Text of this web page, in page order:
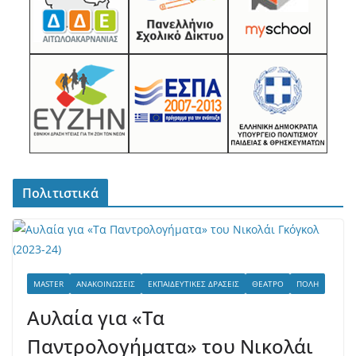
Πολιτιστικά
MASTER ΑΝΑΚΟΙΝΏΣΕΙΣ ΕΚΠΑΙΔΕΥΤΙΚΈΣ ΔΡΆΣΕΙΣ ΘΈΑΤΡΟ ΠΌΛΗ
Αυλαία για «Τα
Παντρολογήματα» του Νικολάι